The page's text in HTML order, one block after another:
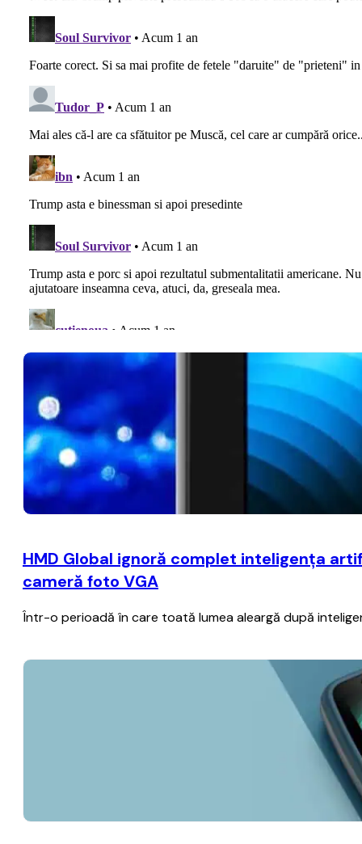
HMD Global ignoră complet inteligenţa
cameră foto VGA
Într-o perioadă în care toată lumea aleargă după